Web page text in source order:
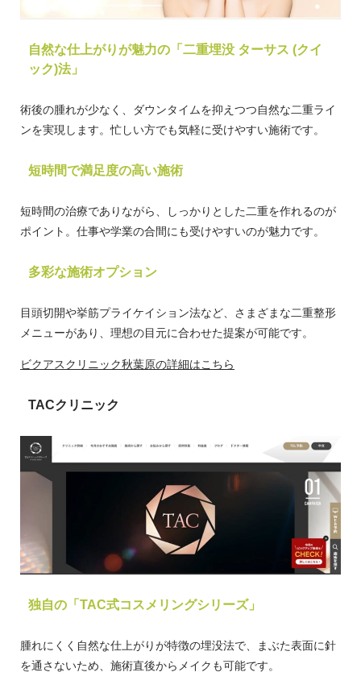
自然な仕上がりが魅力の「二重埋没 ターサス (クイ
ック)法」
術後の腫れが少なく、ダウンタイムを抑えつつ自然な二重ライ
ンを実現します。忙しい方でも気軽に受けやすい施術です。
短時間で満足度の高い施術
短時間の治療でありながら、しっかりとした二重を作れるのが
ポイント。仕事や学業の合間にも受けやすいのが魅力です。
多彩な施術オプション
目頭切開や挙筋プライケイション法など、さまざまな二重整形
メニューがあり、理想の目元に合わせた提案が可能です。
ビクアスクリニック秋葉原の詳細はこちら
TACクリニック
独自の「TAC式コスメリングシリーズ」
腫れにくく自然な仕上がりが特徴の埋没法で、まぶた表面に針
を通さないため、施術直後からメイクも可能です。